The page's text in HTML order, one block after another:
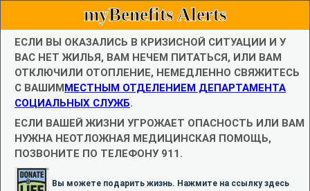
myBenefits Alerts
ЕСЛИ ВЫ ОКАЗАЛИСЬ В КРИЗИСНОЙ СИТУАЦИИ И У
ВАС НЕТ ЖИЛЬЯ, ВАМ НЕЧЕМ ПИТАТЬСЯ, ИЛИ ВАМ
ОТКЛЮЧИЛИ ОТОПЛЕНИЕ, НЕМЕДЛЕННО СВЯЖИТЕСЬ
С ВАШИММЕСТНЫМ ОТДЕЛЕНИЕМ ДЕПАРТАМЕНТА
СОЦИАЛЬНЫХ СЛУЖБ.
ЕСЛИ ВАШЕЙ ЖИЗНИ УГРОЖАЕТ ОПАСНОСТЬ ИЛИ ВАМ
НУЖНА НЕОТЛОЖНАЯ МЕДИЦИНСКАЯ ПОМОЩЬ,
ПОЗВОНИТЕ ПО ТЕЛЕФОНУ 911.
Вы можете подарить жизнь. Нажмите на ссылку здесь